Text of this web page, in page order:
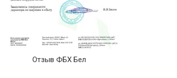
Отзыв ФБХ Бел